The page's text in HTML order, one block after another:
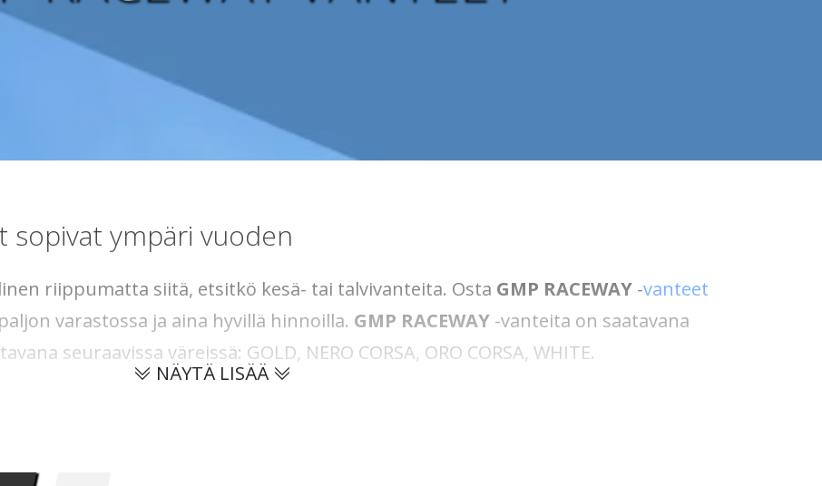
sopivat ympäri vuoden
riippumatta siitä, etsitkö kesä- tai talvivanteita. Osta GMP RACEWAY -vanteet
varastossa ja aina hyvillä hinnoilla. GMP RACEWAY -vanteita on saatavana
seuraavissa väreissä: GOLD, NERO CORSA, ORO CORSA, WHITE.
NÄYTÄ LISÄÄ